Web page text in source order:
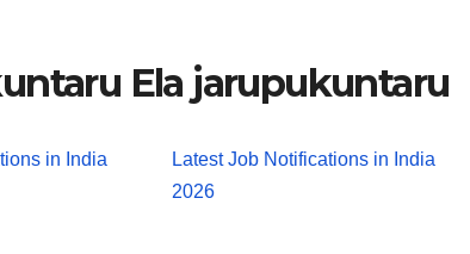
Ela jarupukuntaru
in India
Latest Job Notifications in India
2026